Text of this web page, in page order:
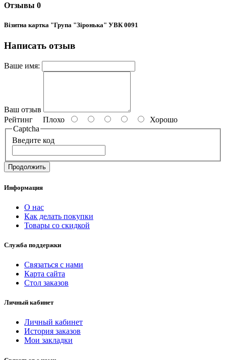
Отзывы 0
Візитна картка "Група "Зіронька" УВК 0091
Написать отзыв
Ваше имя:
Ваш отзыв
Рейтинг Плохо
Хорошо
Captcha
Введите код
Продолжить
Информация
О нас
Как делать покупки
Товары со скидкой
Служба поддержки
Связаться с нами
Карта сайта
Стол заказов
Личный кабинет
Личный кабинет
История заказов
Мои закладки